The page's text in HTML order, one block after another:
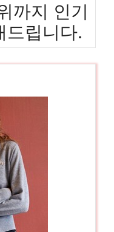
까지 인기
드립니다.